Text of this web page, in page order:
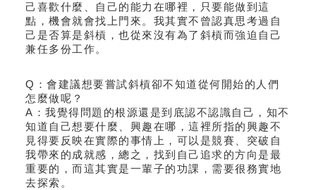
己喜歡什麼、自己的能力在哪裡，只要能做到這
點，機會就會找上門來。我其實不曾認真思考過自
己是否算是斜槓，也從來沒有為了斜槓而強迫自己
兼任多份工作。
Q：會建議想要嘗試斜槓卻不知道從何開始的人們
怎麼做呢？
A：我覺得問題的根源還是到底認不認識自己，知不
知道自己想要什麼、興趣在哪，這裡所指的興趣不
見得要反映在實際的事情上，可以是競賽、突破自
我帶來的成就感，總之，找到自己追求的方向是最
重要的，而這其實是一輩子的功課，需要很務實地
去探索。